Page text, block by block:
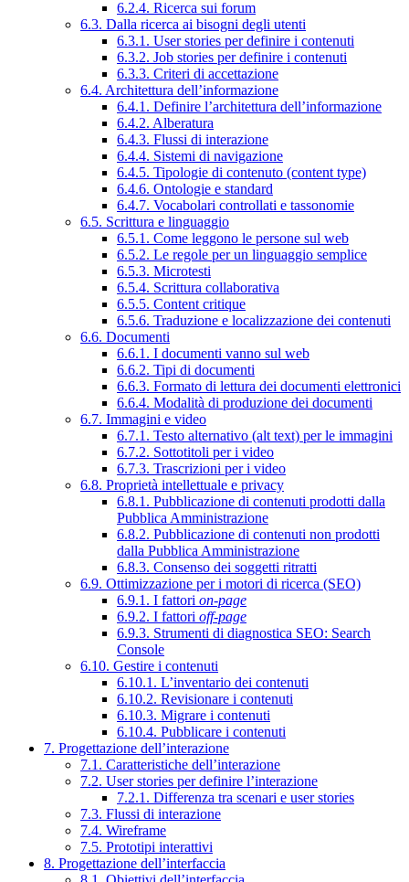
6.2.4. Ricerca sui forum
6.3. Dalla ricerca ai bisogni degli utenti
6.3.1. User stories per definire i contenuti
6.3.2. Job stories per definire i contenuti
6.3.3. Criteri di accettazione
6.4. Architettura dell’informazione
6.4.1. Definire l’architettura dell’informazione
6.4.2. Alberatura
6.4.3. Flussi di interazione
6.4.4. Sistemi di navigazione
6.4.5. Tipologie di contenuto (content type)
6.4.6. Ontologie e standard
6.4.7. Vocabolari controllati e tassonomie
6.5. Scrittura e linguaggio
6.5.1. Come leggono le persone sul web
6.5.2. Le regole per un linguaggio semplice
6.5.3. Microtesti
6.5.4. Scrittura collaborativa
6.5.5. Content critique
6.5.6. Traduzione e localizzazione dei contenuti
6.6. Documenti
6.6.1. I documenti vanno sul web
6.6.2. Tipi di documenti
6.6.3. Formato di lettura dei documenti elettronici
6.6.4. Modalità di produzione dei documenti
6.7. Immagini e video
6.7.1. Testo alternativo (alt text) per le immagini
6.7.2. Sottotitoli per i video
6.7.3. Trascrizioni per i video
6.8. Proprietà intellettuale e privacy
6.8.1. Pubblicazione di contenuti prodotti dalla
Pubblica Amministrazione
6.8.2. Pubblicazione di contenuti non prodotti
dalla Pubblica Amministrazione
6.8.3. Consenso dei soggetti ritratti
6.9. Ottimizzazione per i motori di ricerca (SEO)
6.9.1. I fattori on-page
6.9.2. I fattori off-page
6.9.3. Strumenti di diagnostica SEO: Search
Console
6.10. Gestire i contenuti
6.10.1. L’inventario dei contenuti
6.10.2. Revisionare i contenuti
6.10.3. Migrare i contenuti
6.10.4. Pubblicare i contenuti
7. Progettazione dell’interazione
7.1. Caratteristiche dell’interazione
7.2. User stories per definire l’interazione
7.2.1. Differenza tra scenari e user stories
7.3. Flussi di interazione
7.4. Wireframe
7.5. Prototipi interattivi
8. Progettazione dell’interfaccia